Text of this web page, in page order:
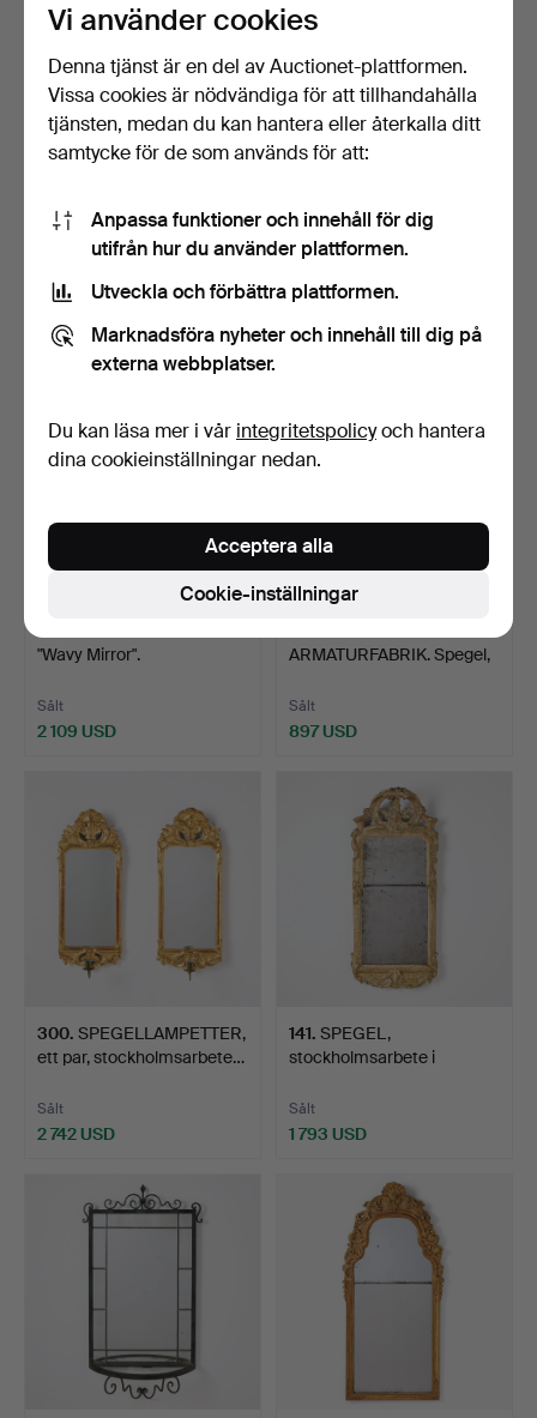
426.
SVENSK HEMSLÖJD.
Bordsspegel, 1940-tal, Sw…
Sålt
580 USD
117.SPEGEL, Sverige 1940-
tal, tenn, oval med s…
Sålt
1 914 USD
"Wavy Mirror".
Sålt
2 109 USD
ARMATURFABRIK. Spegel,
Sålt
897 USD
300. SPEGELLAMPETTER,
ett par, stockholmsarbete…
Sålt
2 742 USD
141. SPEGEL,
stockholmsarbete i
Sålt
1 793 USD
Vi använder cookies
Denna tjänst är en del av Auctionet-plattformen.
Vissa cookies är nödvändiga för att tillhandahålla
tjänsten, medan du kan hantera eller återkalla ditt
samtycke för de som används för att:
Anpassa funktioner och innehåll för dig
utifrån hur du använder plattformen.
Utveckla och förbättra plattformen.
Marknadsföra nyheter och innehåll till dig på
externa webbplatser.
Du kan läsa mer i vår integritetspolicyoch hantera
dina cookieinställningar nedan.
Cookie-inställningar
Acceptera alla